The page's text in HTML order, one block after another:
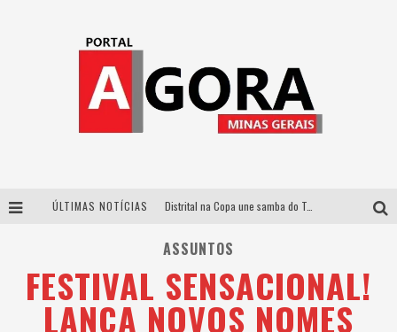
ÚLTIMAS NOTÍCIAS Distrital na Copa une samba do Trem dos Onze, acervo do Museu do Mineirão e transmissão em 4K para duelo contra o Haiti
Cidade Junina abre as portas para toda a família com a “Cidadezinha” neste sábado
Zeca Baleiro e Swami Jr. estreiam em Belo Horizonte o show em homenagem a Dolores Duran, marcando o encerramento da edição comemorativa dos dez anos do projeto “Uma voz, um instrumento”
ASSUNTOS
FESTIVAL SENSACIONAL!
LANÇA NOVOS NOMES